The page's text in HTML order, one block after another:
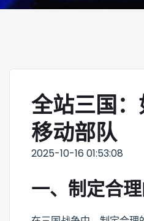
全站三国
移动部队
2025-10-16 01:53:08
一、制定合